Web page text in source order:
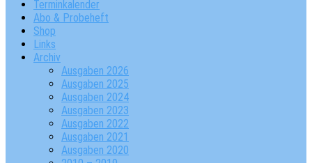
Terminkalender
Abo & Probeheft
Shop
Links
Archiv
Ausgaben 2026
Ausgaben 2025
Ausgaben 2024
Ausgaben 2023
Ausgaben 2022
Ausgaben 2021
Ausgaben 2020